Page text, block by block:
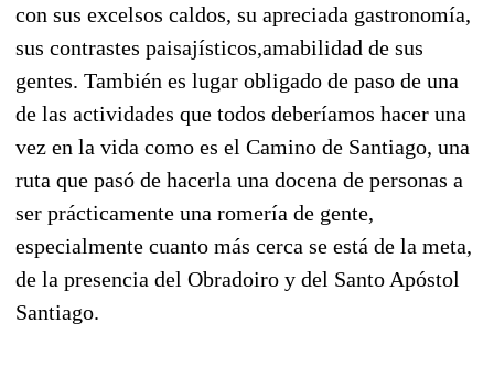
con sus excelsos caldos, su apreciada gastronomía,
sus contrastes paisajísticos,amabilidad de sus
gentes. También es lugar obligado de paso de una
de las actividades que todos deberíamos hacer una
vez en la vida como es el Camino de Santiago, una
ruta que pasó de hacerla una docena de personas a
ser prácticamente una romería de gente,
especialmente cuanto más cerca se está de la meta,
de la presencia del Obradoiro y del Santo Apóstol
Santiago.